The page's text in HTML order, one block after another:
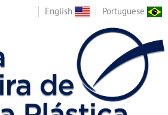
English Portuguese